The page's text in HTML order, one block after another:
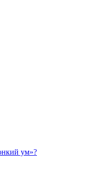
ум»?